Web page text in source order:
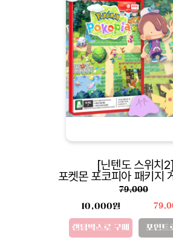
[닌텐도 스위치2]
포켓몬 포코피아 패키지
79,000
10,000원
랜덤박스로 구매 포인트